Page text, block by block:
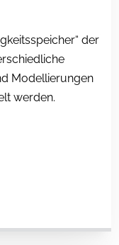
der
Modellierungen
werden.